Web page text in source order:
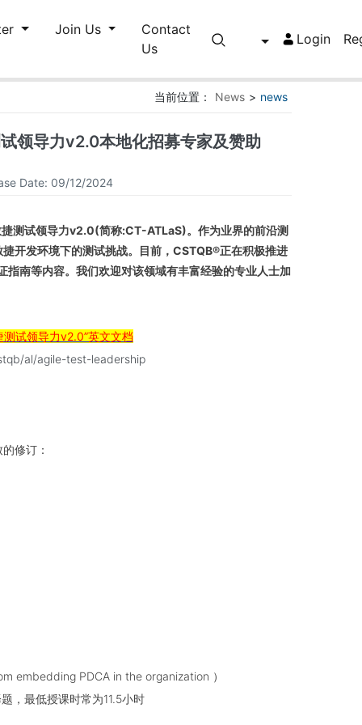
Join Us
Contact
Us
Login
当前位置： News > news
领导力v2.0本地化招募专家及赞助
Date: 09/12/2024
测试领导力v2.0(简称:CT-ATLaS)。作为业界的前沿测
开发环境下的测试挑战。
目前，CSTQB®正在积极推进
南等内容。我们欢迎对该领域有丰富经验的专业人士加
试领导力v2.0”英文文档
al/agile-test-leadership
修订：
embedding PDCA in the organization ）
，最低授课时常为11.5小时